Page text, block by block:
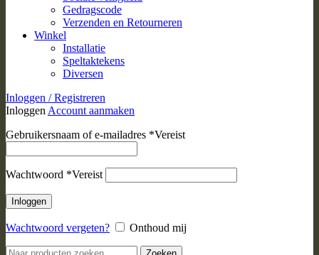
Gedragscode
Verzenden en Retourneren
Winkel
Installatie
Speltaktekens
Diversen
Inloggen / Registreren
Inloggen Account aanmaken
Gebruikersnaam of e-mailadres *Vereist
Wachtwoord *Vereist
Inloggen
Wachtwoord vergeten? Onthoud mij